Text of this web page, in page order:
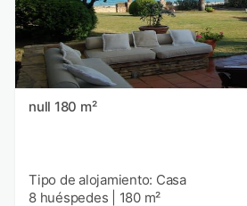
null 180 m²
Tipo de alojamiento: Casa
8 huéspedes
180 m²